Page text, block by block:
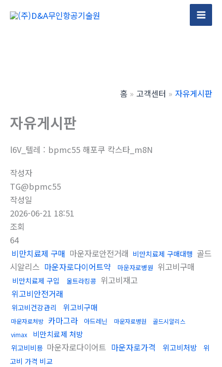
Main
홈 고객센터 자유게시판
자유게시판
l6V_텔레 : bpmc55 해포쿠 칵스타_m8N
작성자
TG@bpmc55
작성일
2026-06-21 18:51
조회
64
비만치료제 구매 마운자로안전거래 비만치료제 구매대행 골드
시알리스 마운자로다이어트약 마운자로병원 위고비구매
비만치료제 구입 울트라킹콩 위고비재고
위고비안전거래
위고비건강관리 위고비구매
마운자로처방 카마그라 아드레닌 마운자로병원
골드시알리스
vimax
비만치료제 처방
위고비비용 마운자로다이어트 마운자로가격 위고비처방
위
고비 가격 비교